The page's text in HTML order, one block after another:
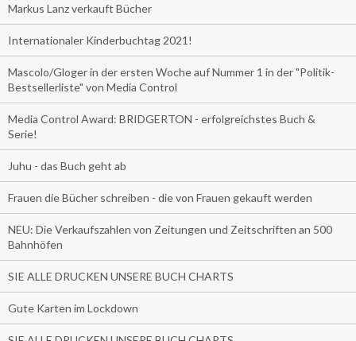
Markus Lanz verkauft Bücher
Internationaler Kinderbuchtag 2021!
Mascolo/Gloger in der ersten Woche auf Nummer 1 in der "Politik-
Bestsellerliste" von Media Control
Media Control Award: BRIDGERTON - erfolgreichstes Buch &
Serie!
Juhu - das Buch geht ab
Frauen die Bücher schreiben - die von Frauen gekauft werden
NEU: Die Verkaufszahlen von Zeitungen und Zeitschriften an 500
Bahnhöfen
SIE ALLE DRUCKEN UNSERE BUCH CHARTS
Gute Karten im Lockdown